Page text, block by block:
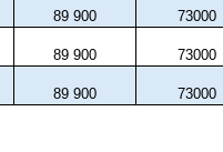
89 900 73000
89 900 73000
89 900 73000